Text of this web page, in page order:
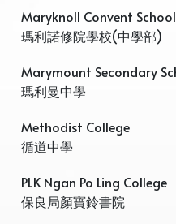
Maryknoll Convent
瑪利諾修院學校(中學部)
Marymount Secondary
瑪利曼中學
Methodist College
循道中學
PLK Ngan Po Ling College
保良局顏寶鈴書院